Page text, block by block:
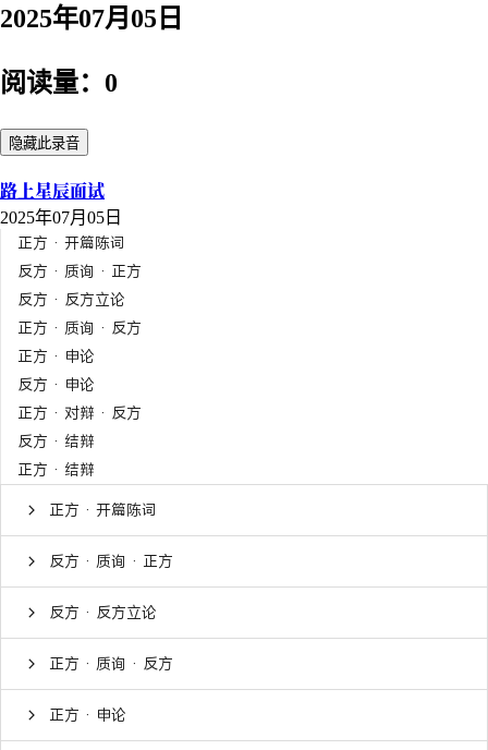
2025年07月05日
阅读量：0
隐藏此录音
路上星辰面试
2025年07月05日
正方 · 开篇陈词
反方 · 质询 · 正方
反方 · 反方立论
正方 · 质询 · 反方
正方 · 申论
反方 · 申论
正方 · 对辩 · 反方
反方 · 结辩
正方 · 结辩
正方 · 开篇陈词
反方 · 质询 · 正方
反方 · 反方立论
正方 · 质询 · 反方
正方 · 申论